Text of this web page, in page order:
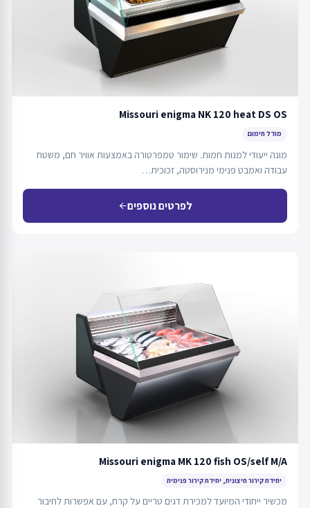
Missouri enigma NK 120 heat DS OS
מודל חימום
מונה ייעודי למנות חמות. שימור טמפרטורה באמצעות אוויר חם, משטח
עבודה ואמבט פנימי מנירוסטה, זכוכית…
לפרטים נוספיםarrow_back
Missouri enigma MK 120 fish OS/self M/A
יחידת קירור חיצונית, יחידת קירור פנימית
מכשיר ייחודי המיועד למכירת דגים טריים על קרח, עם אפשרות לחיבור